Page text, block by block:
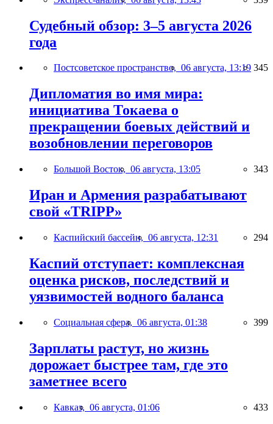
Судебный обзор: 3–5 августа 2026
года
Постсоветское пространство, 06 августа, 13:19 345
Дипломатия во имя мира:
инициатива Токаева о
прекращении боевых действий и
возобновлении переговоров
Большой Восток, 06 августа, 13:05 343
Иран и Армения разрабатывают
свой «TRIPP»
Каспийский бассейн, 06 августа, 12:31 294
Каспий отступает: комплексная
оценка рисков, последствий и
уязвимостей водного баланса
Социальная сфера, 06 августа, 01:38 399
Зарплаты растут, но жизнь
дорожает быстрее там, где это
заметнее всего
Кавказ, 06 августа, 01:06 433